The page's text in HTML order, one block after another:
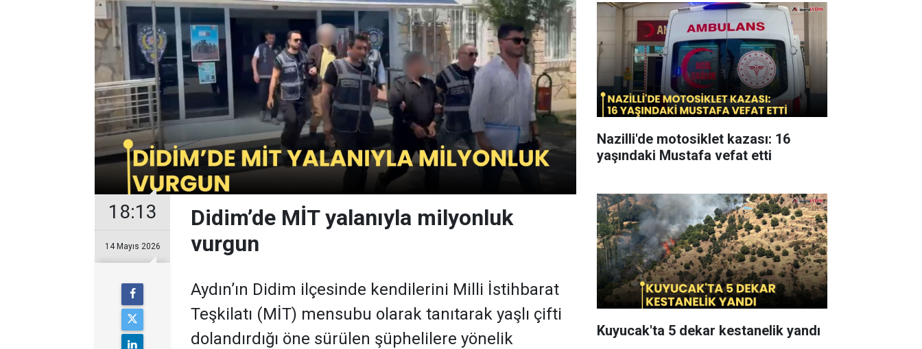
18:13
14 Mayıs 2026
Didim’de MİT yalanıyla milyonluk
vurgun
Aydın’ın Didim ilçesinde kendilerini Milli İstihbarat
Teşkilatı (MİT) mensubu olarak tanıtarak yaşlı çifti
dolandırdığı öne sürülen şüphelilere yönelik
Nazilli'de motosiklet kazası: 16
yaşındaki Mustafa vefat etti
Kuyucak'ta 5 dekar kestanelik yandı